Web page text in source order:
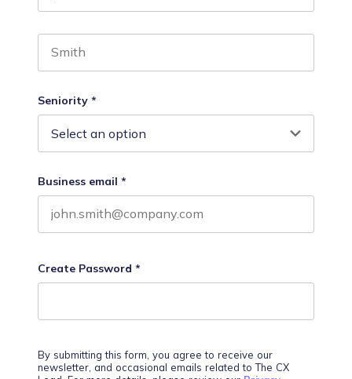
Seniority *
Business email *
Create Password *
By submitting this form, you agree to receive our
newsletter, and occasional emails related to The CX